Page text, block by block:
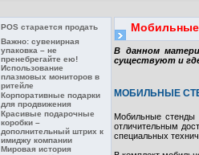
POS старается продать
Важно: сувенирная
упаковка – не
пренебрегайте ею!
Использование
плазмовых мониторов в
ритейле
Корпоративные подарки
для продвижения
Красивые подарочные
коробки –
дополнительный штрих к
имиджу компании
Мировая история
В данном
существуют и
МОБИЛЬНЫЕ
Мобильные стенды
отличительным
специальных